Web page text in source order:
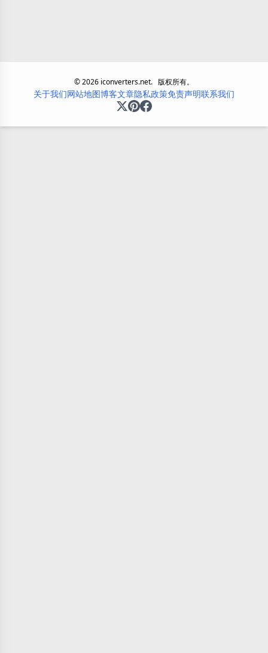
©2026 iconverters.net. 版权所有。
关于我们网站地图博客文章隐私政策免责声明联系我们